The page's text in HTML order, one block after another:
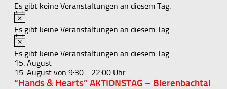
Es gibt keine Veranstaltungen an diesem Tag.
Hinweis
Es gibt keine Veranstaltungen an diesem Tag.
Hinweis
Es gibt keine Veranstaltungen an diesem Tag.
15. August
15. August von 9:30- 22:00
“Hands & Hearts” AKTIONSTAG – Bierenbachtal